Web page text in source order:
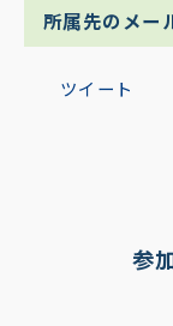
所属先のメー
ツイート
参